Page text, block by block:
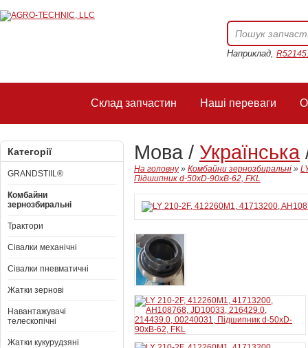
Наприклад,
Склад запчастин Наші переваги
Категорії
GRANDSTIIL®
Комбайни
зернозбиральні
Трактори
Сівалки механічні
Сівалки пневматичні
Жатки зернові
Навантажувачі
телескопічні
Жатки кукурудзяні
Мова / Українська
На головну» Комбайни зернозбиральні »
Підшипник d-50xD-90xB-62, FKL